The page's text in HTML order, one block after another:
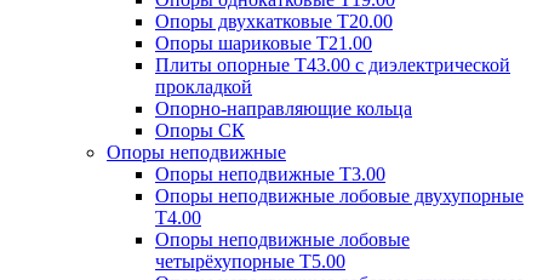
Опоры двухкатковые Т20.00
Опоры шариковые Т21.00
Плиты опорные Т43.00 с диэлектрической
прокладкой
Опорно-направляющие кольца
Опоры СК
Опоры неподвижные
Опоры неподвижные Т3.00
Опоры неподвижные лобовые двухупорные
Т4.00
Опоры неподвижные лобовые
четырёхупорные Т5.00